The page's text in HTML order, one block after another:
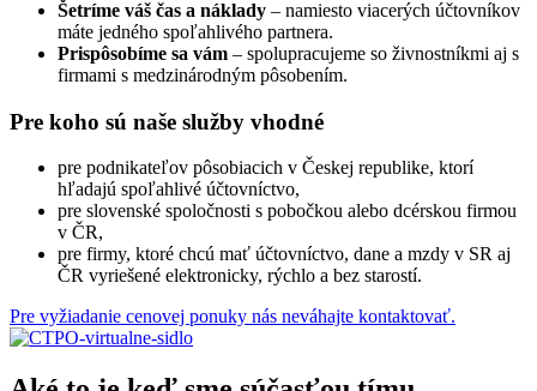
Šetríme váš čas a náklady – namiesto viacerých účtovníkov
máte jedného spoľahlivého partnera.
Prispôsobíme sa vám – spolupracujeme so živnostníkmi aj s
firmami s medzinárodným pôsobením.
Pre koho sú naše služby vhodné
pre podnikateľov pôsobiacich v Českej republike, ktorí
hľadajú spoľahlivé účtovníctvo,
pre slovenské spoločnosti s pobočkou alebo dcérskou firmou
v ČR,
pre firmy, ktoré chcú mať účtovníctvo, dane a mzdy v SR aj
ČR vyriešené elektronicky, rýchlo a bez starostí.
Pre vyžiadanie cenovej ponuky nás neváhajte kontaktovať.